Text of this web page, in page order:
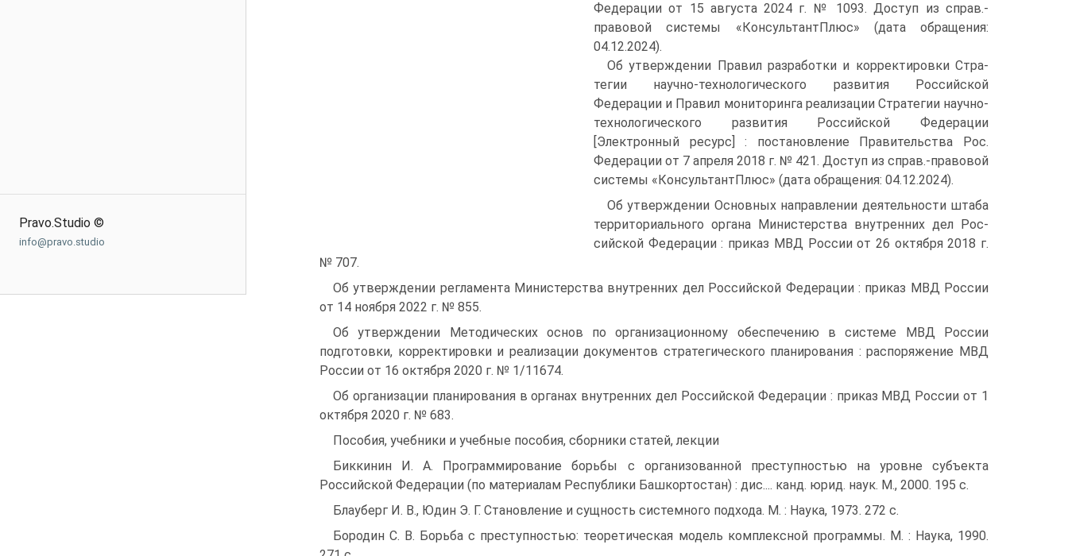
Pravo.Studio ©
info@pravo.studio
Федера­ции от 15 августа 2024 г. № 1093. Доступ из справ.-
правовой систе­мы «КонсультантПлюс» (дата обращения:
04.12.2024).
Об утверждении Правил разработки и корректировки Стра­
тегии научно-технологического развития Российской
Федерации и Правил мониторинга реализации Стратегии научно-
технологи­ческого развития Российской Федерации
[Электронный ресурс] : постановление Правительства Рос.
Федерации от 7 апреля 2018 г. № 421. Доступ из справ.-правовой
системы «КонсультантПлюс» (дата обращения: 04.12.2024).
Об утверждении Основных направлении деятельности шта­ба
территориального органа Министерства внутренних дел Рос­
сийской Федерации : приказ МВД России от 26 октября 2018 г.
№ 707.
Об утверждении регламента Министерства внутренних дел Российской Федерации : приказ МВД России
от 14 ноября 2022 г. № 855.
Об утверждении Методических основ по организационному обеспечению в системе МВД России
подготовки, корректировки и реализации документов стратегического планирования : распо­ряжение МВД
России от 16 октября 2020 г. № 1/11674.
Об организации планирования в органах внутренних дел Рос­сийской Федерации : приказ МВД России от 1
октября 2020 г. № 683.
Пособия, учебники и учебные пособия, сборники статей, лекции
Биккинин И. А. Программирование борьбы с организован­ной преступностью на уровне субъекта
Российской Федерации (по материалам Республики Башкортостан) : дис.... канд. юрид. наук. М., 2000. 195 с.
Блауберг И. В., Юдин Э. Г. Становление и сущность системно­го подхода. М. : Наука, 1973. 272 с.
Бородин С. В. Борьба с преступностью: теоретическая модель комплексной программы. М. : Наука, 1990.